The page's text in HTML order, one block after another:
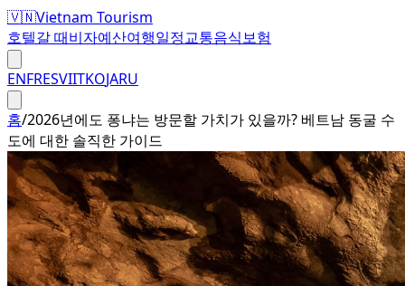
🇻🇳Vietnam Tourism
호텔갈 때비자예산여행일정교통음식보험
ENFRESVIITKOJARU
홈/2026년에도 퐁냐는 방문할 가치가 있을까? 베트남 동굴 수
도에 대한 솔직한 가이드